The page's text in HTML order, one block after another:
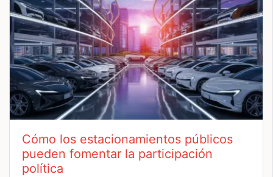
Cómo los estacionamientos públicos
pueden fomentar la participación
política